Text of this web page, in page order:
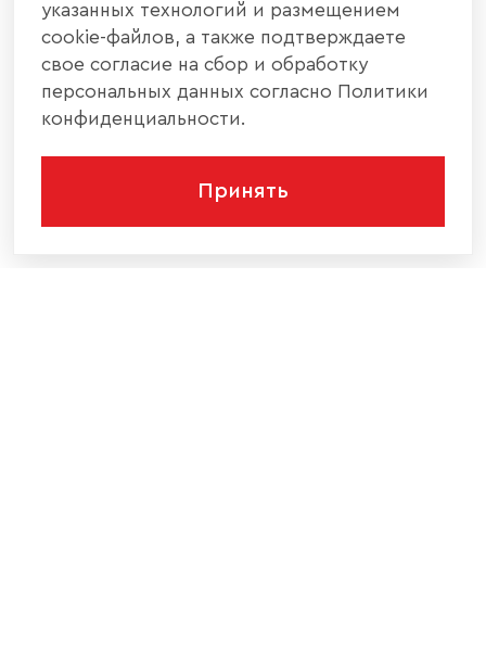
указанных технологий и размещением
cookie-файлов, а также подтверждаете
свое согласие на сбор и обработку
персональных данных согласно Политики
конфиденциальности.
Принять